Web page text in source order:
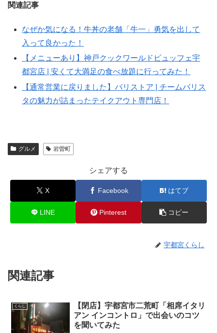
関連記事
なぜか気になる！牛丼の老舗「牛一」勇気を出して
入って良かった！
【メニューあり】神戸クックワールドビュッフェ宇
都宮店 | 安くて大満足の食べ放題に行ってみた！
【通常営業に戻りました】バリストア | チームバリス
タの魅力が詰まったテイクアウト専門店！
グルメ 岩曽町
シェアする
X Facebook はてブ
LINE Pinterest コピー
宇都宮くらし
関連記事
くらし
【閉店】宇都宮市二荒町「相席イタリ
アン インコントロ」で出会いのコツ
を聞いてみた